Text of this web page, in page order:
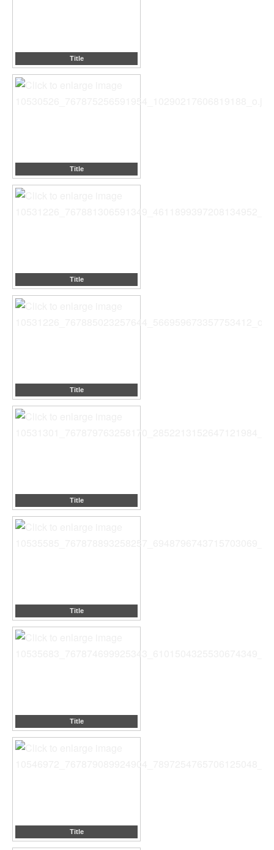
Title
Title
Title
Title
Title
Title
Title
Title